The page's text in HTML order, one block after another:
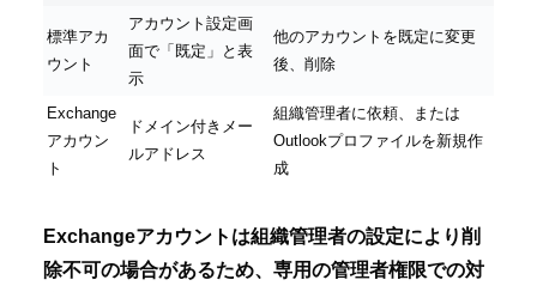
標準アカ
ウント
アカウント設定画
面で「既定」と表
示
他のアカウントを既定に変更
後、削除
Exchange
アカウン
ト
ドメイン付きメー
ルアドレス
組織管理者に依頼、または
Outlookプロファイルを新規作
成
Exchangeアカウントは組織管理者の設定により削
除不可の場合があるため、専用の管理者権限での対